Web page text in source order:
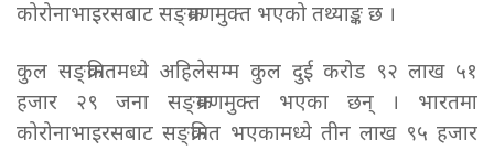
कोरोनाभाइरसबाट सङ्क्रमणमुक्त भएको तथ्याङ्क छ ।
कुल सङ्क्रमितमध्ये अहिलेसम्म कुल दुई करोड ९२ लाख ५१
हजार २९ जना सङ्क्रमणमुक्त भएका छन् । भारतमा
कोरोनाभाइरसबाट सङ्क्रमित भएकामध्ये तीन लाख ९५ हजार